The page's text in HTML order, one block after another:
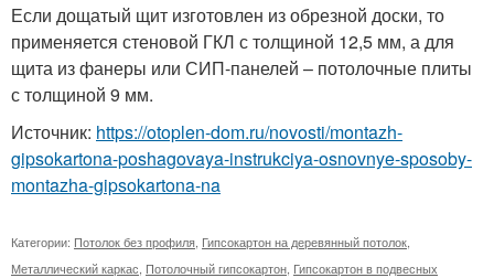
Если дощатый щит изготовлен из обрезной доски, то
применяется стеновой ГКЛ с толщиной 12,5 мм, а для
щита из фанеры или СИП-панелей – потолочные плиты
с толщиной 9 мм.
Источник: https://otoplen-dom.ru/novosti/montazh-
gipsokartona-poshagovaya-instrukciya-osnovnye-sposoby-
montazha-gipsokartona-na
Категории: Потолок без профиля Гипсокартон на деревянный потолок
Металлический каркас Потолочный гипсокартон Гипсокартон в подвесных